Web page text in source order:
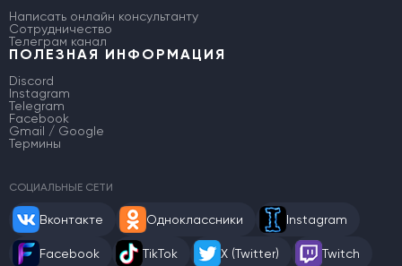
Написать онлайн консультанту
Сотрудничество
Телеграм канал
ПОЛЕЗНАЯ ИНФОРМАЦИЯ
Discord
Instagram
Telegram
Facebook
Gmail / Google
Термины
СОЦИАЛЬНЫЕ СЕТИ
Вконтакте Одноклассники Instagram
Facebook TikTok X (Twitter) Twitch